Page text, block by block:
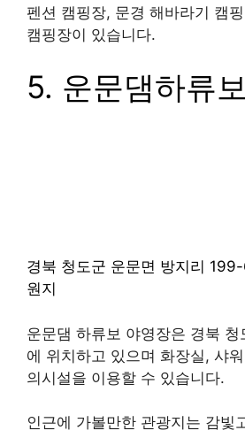
펜션 캠핑장, 문경 해바라기 캠
캠핑장이 있습니다.
5. 운문댐하류
경북 청도군 운문면 방지리
원지
운문댐 하류보 야영장은 경북 청